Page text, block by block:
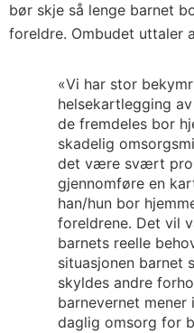
bør skje så lenge barnet
foreldre. Ombudet uttaler
«Vi har stor
helsekartlegging
de fremdeles bor
skadelig
det være svært
gjennomføre en
han/hun bor
foreldrene. Det vil
barnets reelle
situasjonen barnet
skyldes andre
barnevernet
daglig omsorg for